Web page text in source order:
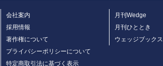
会社案内
採用情報
著作権について
プライバシーポリシーについて
特定商取引法に基づく表示
月刊Wedge
月刊ひととき
ウェッジブックス